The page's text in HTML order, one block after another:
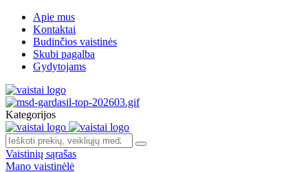
Apie mus
Kontaktai
Budinčios vaistinės
Skubi pagalba
Gydytojams
Kategorijos
Vaistinių sąrašas
Mano vaistinėlė